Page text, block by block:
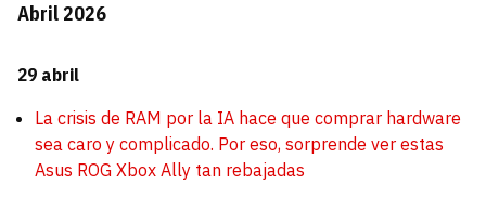
Abril 2026
29 abril
La crisis de RAM por la IA hace que comprar hardware
sea caro y complicado. Por eso, sorprende ver estas
Asus ROG Xbox Ally tan rebajadas